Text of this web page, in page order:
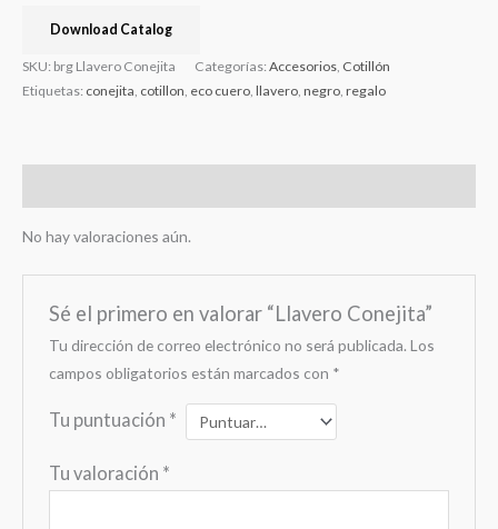
Download Catalog
SKU: brg Llavero Conejita Categorías: Accesorios, Cotillón
Etiquetas: conejita, cotillon, eco cuero, llavero, negro, regalo
No hay valoraciones aún.
Sé el primero en valorar “Llavero Conejita”
Tu dirección de correo electrónico no será publicada. Los
campos obligatorios están marcados con *
Tu puntuación *
Tu valoración *